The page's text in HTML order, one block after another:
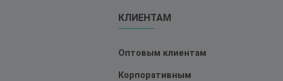
КЛИЕНТАМ
Оптовым клиентам
Корпоративным